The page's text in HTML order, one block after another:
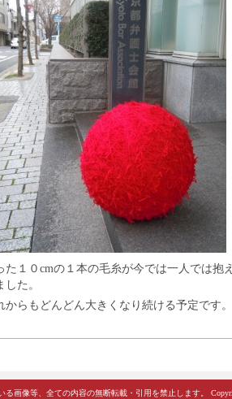
た１０cmの１本の毛糸が今では一人では抱
した。
からもどんどん大きくなり続ける予定です。
る画像等、全ての内容の無断転載・引用を禁止します。